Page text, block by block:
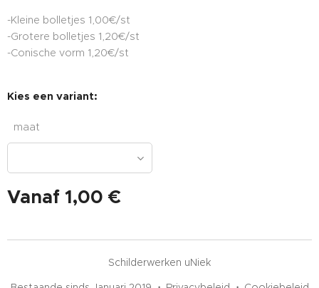
-Kleine bolletjes 1,00€/st
-Grotere bolletjes 1,20€/st
-Conische vorm 1,20€/st
Kies een variant:
maat
Vanaf 1,00 €
Schilderwerken uNiek